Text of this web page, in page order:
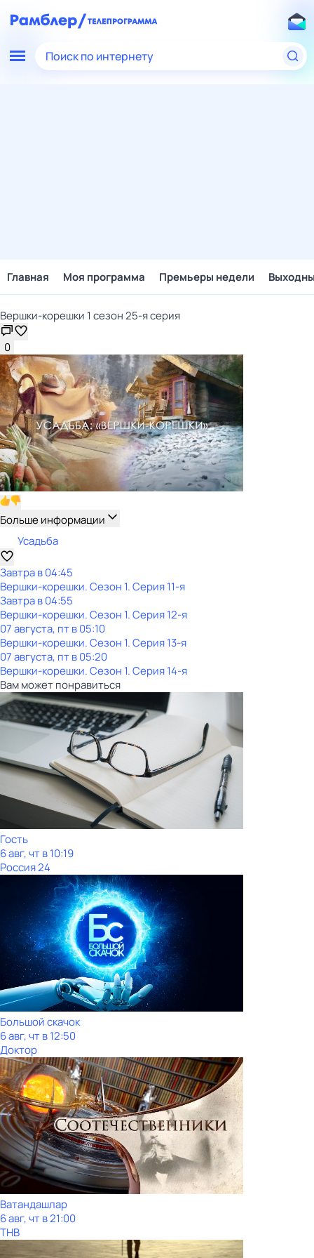
Поиск по интернету
Главная Моя программа Премьеры недели
Вершки-корешки 1 сезон 25-я серия
0
Больше информации
Усадьба
Завтра в 04:45
Вершки-корешки. Сезон 1. Серия 11-я
Завтра в 04:55
Вершки-корешки. Сезон 1. Серия 12-я
07 августа, пт в 05:10
Вершки-корешки. Сезон 1. Серия 13-я
07 августа, пт в 05:20
Вершки-корешки. Сезон 1. Серия 14-я
Вам может понравиться
Гость
6 авг, чт в 10:19
Россия 24
Большой скачок
6 авг, чт в 12:50
Доктор
Ватандашлар
6 авг, чт в 21:00
ТНВ